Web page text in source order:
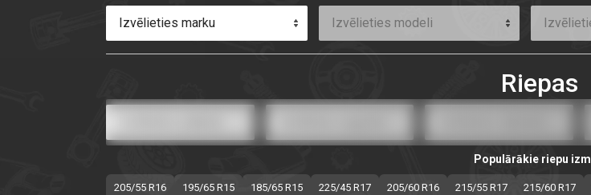
Izvēlieties marku Izvēlieties modeli
Riepas
Populārākie riepu
205/55 R16 195/65 R15 185/65 R15 225/45 R17 205/60 R16 215/55 R17 215/60 R17